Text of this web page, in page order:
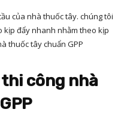
của nhà thuốc tây. chúng tôi
đẩy nhanh nhằm theo kịp
thuốc tây chuẩn GPP
công nhà